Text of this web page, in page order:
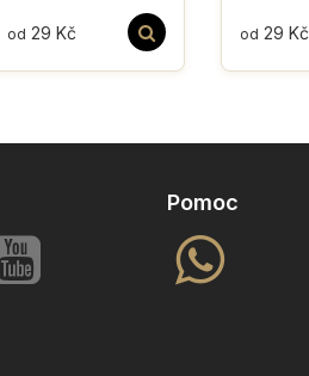
od 29 Kč od 29 Kč
Pomoc